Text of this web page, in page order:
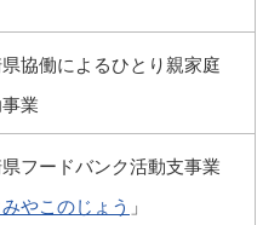
協働によるひとり親家庭
業
フードバンク活動支事業
やこのじょう 」